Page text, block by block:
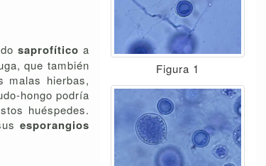
saprofíticoa
que también
malas hierbas,
hongo podría
huéspedes.
esporangios
Figura 1